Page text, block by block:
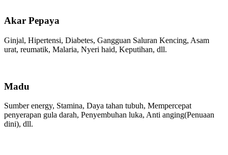
Akar Pepaya
Ginjal, Hipertensi, Diabetes, Gangguan Saluran Kencing, Asam
urat, reumatik, Malaria, Nyeri haid, Keputihan, dll.
Madu
Sumber energy, Stamina, Daya tahan tubuh, Mempercepat
penyerapan gula darah, Penyembuhan luka, Anti anging(Penuaan
dini), dll.